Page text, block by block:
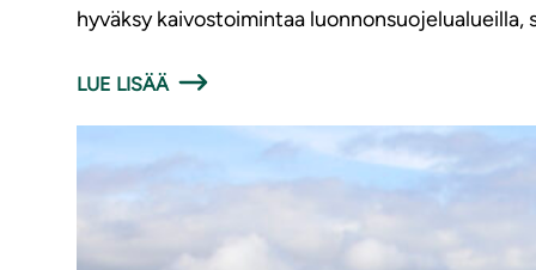
hyväksy kaivostoimintaa
LUE LISÄÄ